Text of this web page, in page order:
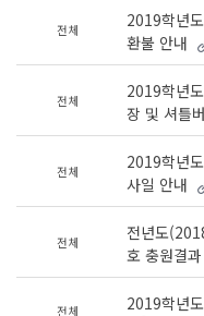
전체
2019학년
환불 안내
전체
2019학년
장 및 셔틀
전체
2019학년
사일 안내
전체
전년도
호 충원결과
전체 2019학년